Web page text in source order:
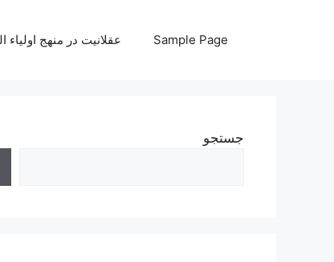
Sample Page عقلانیت در منهج اولیاء
جستجو